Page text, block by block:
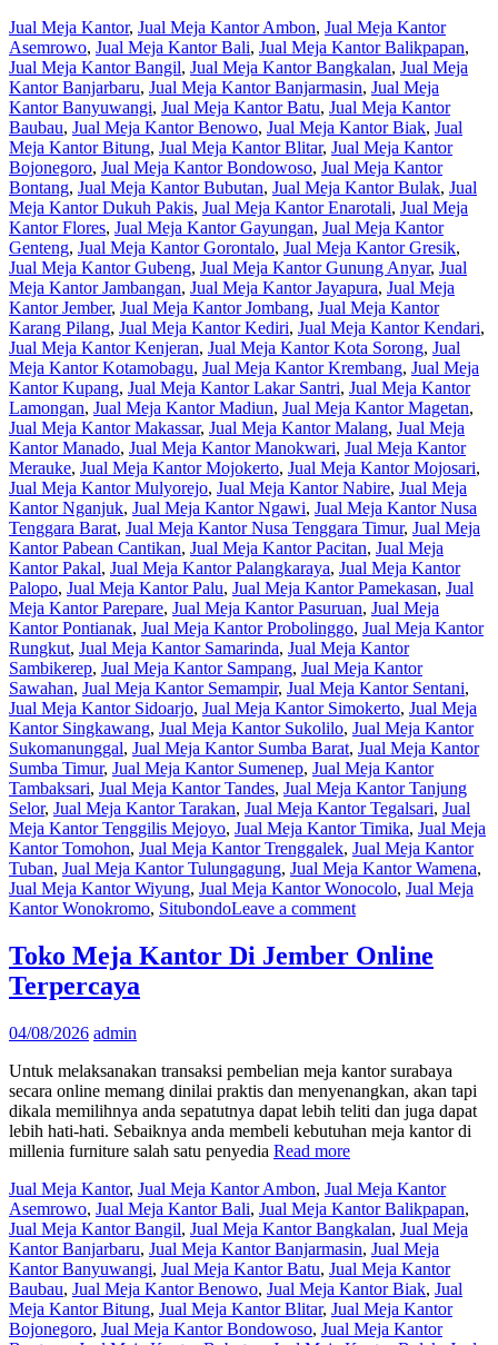
Jual Meja Kantor, Jual Meja Kantor Ambon, Jual Meja Kantor
Asemrowo, Jual Meja Kantor Bali, Jual Meja Kantor Balikpapan,
Jual Meja Kantor Bangil, Jual Meja Kantor Bangkalan, Jual Meja
Kantor Banjarbaru, Jual Meja Kantor Banjarmasin, Jual Meja
Kantor Banyuwangi, Jual Meja Kantor Batu, Jual Meja Kantor
Baubau, Jual Meja Kantor Benowo, Jual Meja Kantor Biak, Jual
Meja Kantor Bitung, Jual Meja Kantor Blitar, Jual Meja Kantor
Bojonegoro, Jual Meja Kantor Bondowoso, Jual Meja Kantor
Bontang, Jual Meja Kantor Bubutan, Jual Meja Kantor Bulak, Jual
Meja Kantor Dukuh Pakis, Jual Meja Kantor Enarotali, Jual Meja
Kantor Flores, Jual Meja Kantor Gayungan, Jual Meja Kantor
Genteng, Jual Meja Kantor Gorontalo, Jual Meja Kantor Gresik,
Jual Meja Kantor Gubeng, Jual Meja Kantor Gunung Anyar, Jual
Meja Kantor Jambangan, Jual Meja Kantor Jayapura, Jual Meja
Kantor Jember, Jual Meja Kantor Jombang, Jual Meja Kantor
Karang Pilang, Jual Meja Kantor Kediri, Jual Meja Kantor Kendari,
Jual Meja Kantor Kenjeran, Jual Meja Kantor Kota Sorong, Jual
Meja Kantor Kotamobagu, Jual Meja Kantor Krembang, Jual Meja
Kantor Kupang, Jual Meja Kantor Lakar Santri, Jual Meja Kantor
Lamongan, Jual Meja Kantor Madiun, Jual Meja Kantor Magetan,
Jual Meja Kantor Makassar, Jual Meja Kantor Malang, Jual Meja
Kantor Manado, Jual Meja Kantor Manokwari, Jual Meja Kantor
Merauke, Jual Meja Kantor Mojokerto, Jual Meja Kantor Mojosari,
Jual Meja Kantor Mulyorejo, Jual Meja Kantor Nabire, Jual Meja
Kantor Nganjuk, Jual Meja Kantor Ngawi, Jual Meja Kantor Nusa
Tenggara Barat, Jual Meja Kantor Nusa Tenggara Timur, Jual Meja
Kantor Pabean Cantikan, Jual Meja Kantor Pacitan, Jual Meja
Kantor Pakal, Jual Meja Kantor Palangkaraya, Jual Meja Kantor
Palopo, Jual Meja Kantor Palu, Jual Meja Kantor Pamekasan, Jual
Meja Kantor Parepare, Jual Meja Kantor Pasuruan, Jual Meja
Kantor Pontianak, Jual Meja Kantor Probolinggo, Jual Meja Kantor
Rungkut, Jual Meja Kantor Samarinda, Jual Meja Kantor
Sambikerep, Jual Meja Kantor Sampang, Jual Meja Kantor
Sawahan, Jual Meja Kantor Semampir, Jual Meja Kantor Sentani,
Jual Meja Kantor Sidoarjo, Jual Meja Kantor Simokerto, Jual Meja
Kantor Singkawang, Jual Meja Kantor Sukolilo, Jual Meja Kantor
Sukomanunggal, Jual Meja Kantor Sumba Barat, Jual Meja Kantor
Sumba Timur, Jual Meja Kantor Sumenep, Jual Meja Kantor
Tambaksari, Jual Meja Kantor Tandes, Jual Meja Kantor Tanjung
Selor, Jual Meja Kantor Tarakan, Jual Meja Kantor Tegalsari, Jual
Meja Kantor Tenggilis Mejoyo, Jual Meja Kantor Timika, Jual Meja
Kantor Tomohon, Jual Meja Kantor Trenggalek, Jual Meja Kantor
Tuban, Jual Meja Kantor Tulungagung, Jual Meja Kantor Wamena,
Jual Meja Kantor Wiyung, Jual Meja Kantor Wonocolo, Jual Meja
Kantor Wonokromo, SitubondoLeave a comment
Toko Meja Kantor Di Jember Online
Terpercaya
04/08/2026 admin
Untuk melaksanakan transaksi pembelian meja kantor surabaya
secara online memang dinilai praktis dan menyenangkan, akan tapi
dikala memilihnya anda sepatutnya dapat lebih teliti dan juga dapat
lebih hati-hati. Sebaiknya anda membeli kebutuhan meja kantor di
millenia furniture salah satu penyedia Read more
Jual Meja Kantor, Jual Meja Kantor Ambon, Jual Meja Kantor
Asemrowo, Jual Meja Kantor Bali, Jual Meja Kantor Balikpapan,
Jual Meja Kantor Bangil, Jual Meja Kantor Bangkalan, Jual Meja
Kantor Banjarbaru, Jual Meja Kantor Banjarmasin, Jual Meja
Kantor Banyuwangi, Jual Meja Kantor Batu, Jual Meja Kantor
Baubau, Jual Meja Kantor Benowo, Jual Meja Kantor Biak, Jual
Meja Kantor Bitung, Jual Meja Kantor Blitar, Jual Meja Kantor
Bojonegoro, Jual Meja Kantor Bondowoso, Jual Meja Kantor